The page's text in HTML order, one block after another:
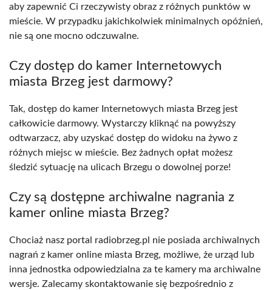
aby zapewnić Ci rzeczywisty obraz z różnych punktów w
mieście. W przypadku jakichkolwiek minimalnych opóźnień,
nie są one mocno odczuwalne.
Czy dostęp do kamer Internetowych
miasta Brzeg jest darmowy?
Tak, dostęp do kamer Internetowych miasta Brzeg jest
całkowicie darmowy. Wystarczy kliknąć na powyższy
odtwarzacz, aby uzyskać dostęp do widoku na żywo z
różnych miejsc w mieście. Bez żadnych opłat możesz
śledzić sytuację na ulicach Brzegu o dowolnej porze!
Czy są dostępne archiwalne nagrania z
kamer online miasta Brzeg?
Chociaż nasz portal radiobrzeg.pl nie posiada archiwalnych
nagrań z kamer online miasta Brzeg, możliwe, że urząd lub
inna jednostka odpowiedzialna za te kamery ma archiwalne
wersje. Zalecamy skontaktowanie się bezpośrednio z